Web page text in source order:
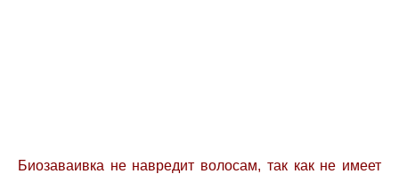
Биозаваивка не навредит волосам, так как не имеет